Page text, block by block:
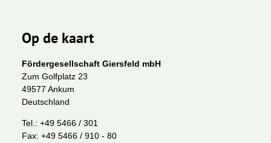
Op de kaart
Fördergesellschaft Giersfeld mbH
Zum Golfplatz 23
49577 Ankum
Deutschland
Tel.: +49 5466 / 301
Fax: +49 5466 / 910 - 80